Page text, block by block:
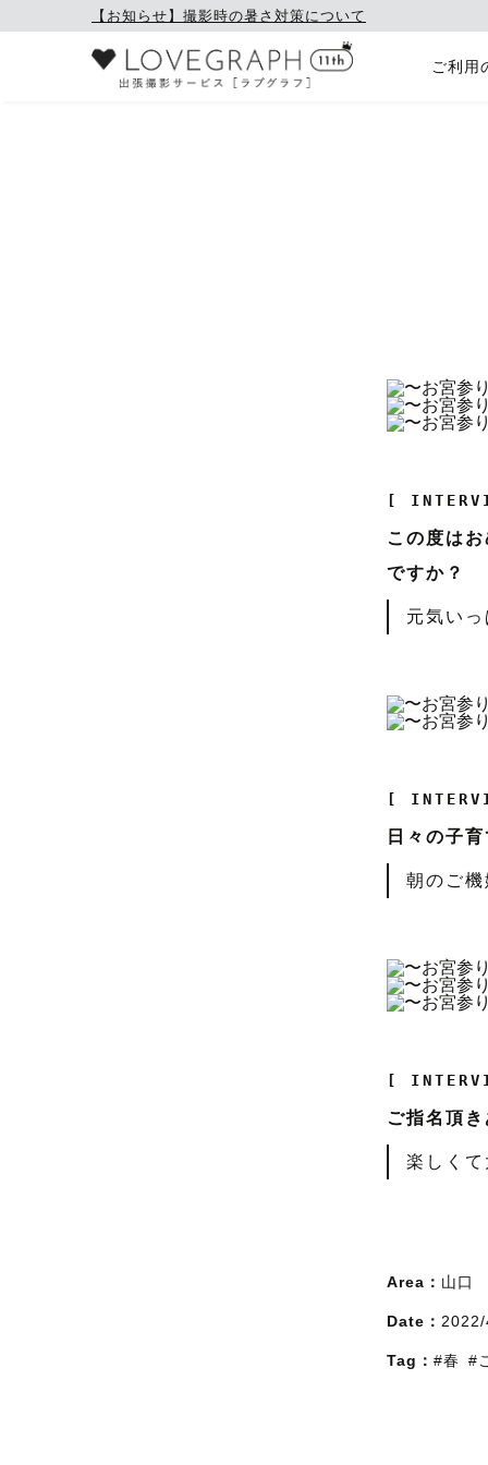
【お知らせ】撮影時の暑さ対策について
ご利用
[
この度は
ですか？
元気い
[
日々の子
朝のご
[
ご指名頂
楽しく
Area： 山口
Date：
Tag： #春 #